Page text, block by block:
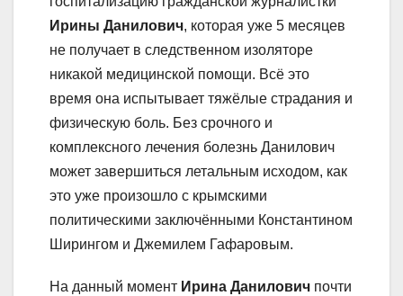
Ирины Данилович, которая уже 5 месяцев
не получает в следственном изоляторе
никакой медицинской помощи. Всё это
время она испытывает тяжёлые страдания и
физическую боль. Без срочного и
комплексного лечения болезнь Данилович
может завершиться летальным исходом, как
это уже произошло с крымскими
политическими заключёнными Константином
Ширингом и Джемилем Гафаровым.
На данный момент Ирина Данилович почти